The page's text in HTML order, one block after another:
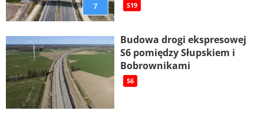
7 S19
Budowa drogi ekspresowej
S6 pomiędzy Słupskiem i
Bobrownikami
S6